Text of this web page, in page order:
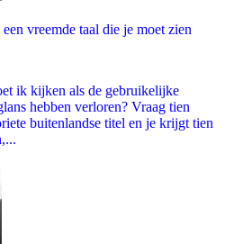
vreemde taal die je moet zien
ik kijken als de gebruikelijke
hebben verloren? Vraag tien
buitenlandse titel en je krijgt tien